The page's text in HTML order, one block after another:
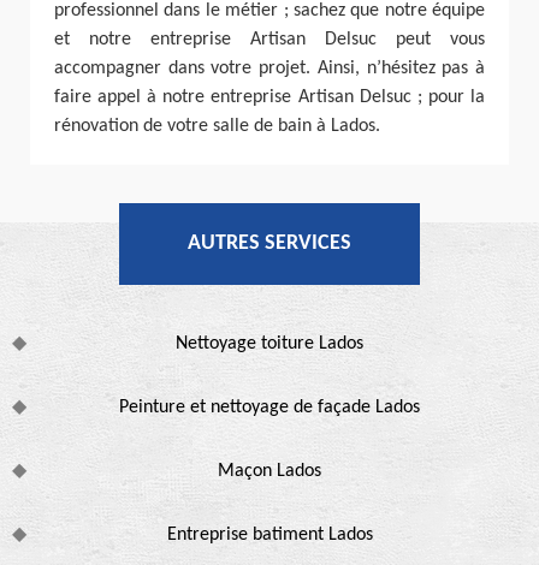
professionnel dans le métier ; sachez que notre équipe
et notre entreprise Artisan Delsuc peut vous
accompagner dans votre projet. Ainsi, n’hésitez pas à
faire appel à notre entreprise Artisan Delsuc ; pour la
rénovation de votre salle de bain à Lados.
AUTRES SERVICES
Nettoyage toiture Lados
Peinture et nettoyage de façade Lados
Maçon Lados
Entreprise batiment Lados